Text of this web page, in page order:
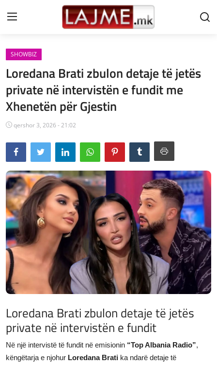
Shtëpi
LAJME MAQEDONI
SHQIPERI
KOSOVA
LAJME NGA BOTA
SHOWBIZ
SPORT
SHENDETI
JETA
Gallery
Shqip
SHOWBIZ
Loredana Brati zbulon detaje të jetës
private në intervistën e fundit me
Xhenetën për Gjestin
qershor 3, 2026 - 21:02
Loredana Brati zbulon detaje të jetës
private në intervistën e fundit
Në një intervistë të fundit në emisionin “Top Albania Radio”,
këngëtarja e njohur Loredana Brati ka ndarë detaje të